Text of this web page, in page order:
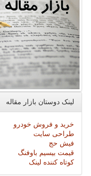
لینک دوستان بازار مقاله
خرید و فروش خودرو
طراحی سایت
فیش حج
قیمت بیسیم باوفنگ
کوتاه کننده لینک